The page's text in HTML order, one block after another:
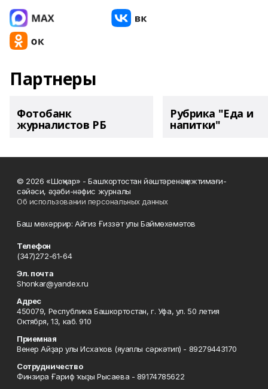
Партнеры
Фотобанк
журналистов РБ
Рубрика "Еда и
напитки"
© 2026 «Шоңҡар» - Башҡортостан йәштәренәң ижтимағи-
сәйәси, әҙәби-нәфис журналы
Об использовании персональных данных
Баш мөхәррир: Айгиз Ғиззәт улы Баймөхәмәтов
Телефон
(347)272-61-64
Эл. почта
Shonkar@yandex.ru
Адрес
450079, Республика Башкортостан, г. Уфа, ул. 50 летия
Октября, 13, каб. 910
Приемная
Венер Айҙар улы Исхаҡов (яуаплы сәркәтип) - 89279443170
Сотрудничество
Финзира Ғариф ҡыҙы Рысаева - 89174785622